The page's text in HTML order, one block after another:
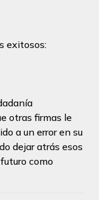
exitosos:
otras firmas le
a un error en su
dejar atrás esos
como